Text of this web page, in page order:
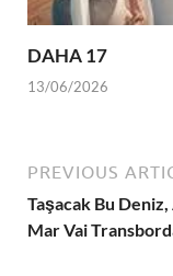
DAHA 17
13/06/2026
PREVIOUS
Taşacak Bu
Mar Vai